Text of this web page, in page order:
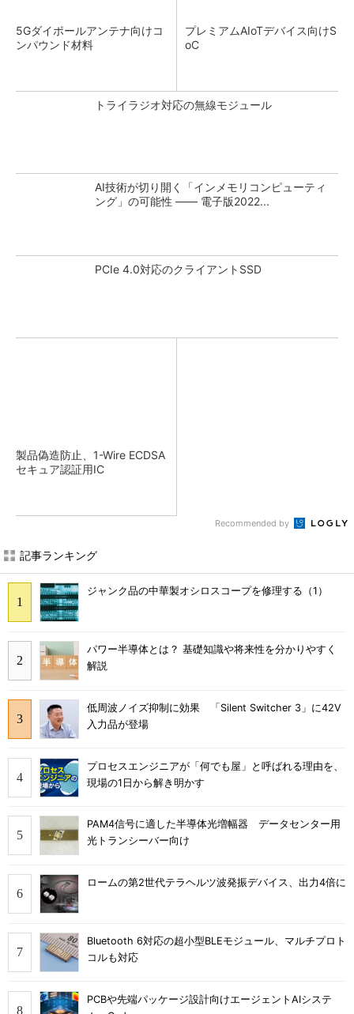
5Gダイポールアンテナ向けコ
ンパウンド材料
プレミアムAIoTデバイス向けS
oC
トライラジオ対応の無線モジュール
AI技術が切り開く「インメモリコンピューティ
ング」の可能性 ―― 電子版2022...
PCIe 4.0対応のクライアントSSD
製品偽造防止、1-Wire ECDSA
セキュア認証用IC
Recommended by
記事ランキング
ジャンク品の中華製オシロスコープを修理する（1）
パワー半導体とは？ 基礎知識や将来性を分かりやすく
解説
低周波ノイズ抑制に効果 「Silent Switcher 3」に42V
入力品が登場
プロセスエンジニアが「何でも屋」と呼ばれる理由を、
現場の1日から解き明かす
PAM4信号に適した半導体光増幅器 データセンター用
光トランシーバー向け
ロームの第2世代テラヘルツ波発振デバイス、出力4倍に
Bluetooth 6対応の超小型BLEモジュール、マルチプロト
コルも対応
PCBや先端パッケージ設計向けエージェントAIシステ